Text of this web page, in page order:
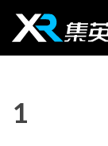
content
1